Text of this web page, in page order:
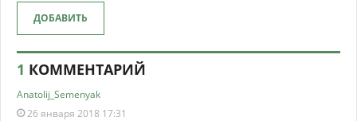
ДОБАВИТЬ
1 КОММЕНТАРИЙ
Anatolij_Semenyak
26 января 2018 17:31